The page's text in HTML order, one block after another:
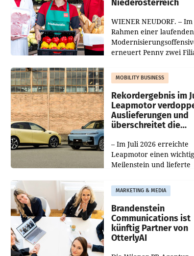
Niederösterreich
WIENER NEUDORF. – Im
Rahmen einer laufenden
erneuert Penny zwei
Die beiden Standorte
Haag sowie im rund
MOBILITY BUSINESS
Rekordergebnis im
Leapmotor
Auslieferungen und
überschreitet die
– Im Juli 2026 erreichte
Leapmotor einen
Meilenstein und lieferte
aus, womit sich das
gegenüber Juli 2025
verdoppelte (+102
MARKETING & MEDIA
Brandenstein
Communications ist
künftig Partner von
OtterlyAI